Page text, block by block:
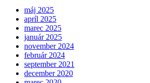
máj 2025
apríl 2025
marec 2025
január 2025
november 2024
február 2024
september 2021
december 2020